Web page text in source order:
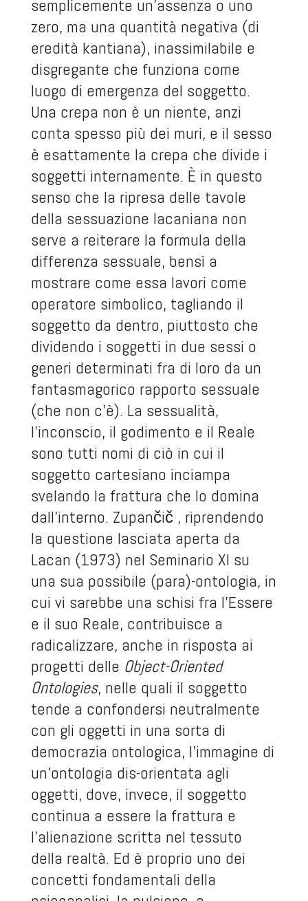
semplicemente un’assenza o uno
zero, ma una quantità negativa (di
eredità kantiana), inassimilabile e
disgregante che funziona come
luogo di emergenza del soggetto.
Una crepa non è un niente, anzi
conta spesso più dei muri, e il sesso
è esattamente la crepa che divide i
soggetti internamente. È in questo
senso che la ripresa delle tavole
della sessuazione lacaniana non
serve a reiterare la formula della
differenza sessuale, bensì a
mostrare come essa lavori come
operatore simbolico, tagliando il
soggetto da dentro, piuttosto che
dividendo i soggetti in due sessi o
generi determinati fra di loro da un
fantasmagorico rapporto sessuale
(che non c’è). La sessualità,
l’inconscio, il godimento e il Reale
sono tutti nomi di ciò in cui il
soggetto cartesiano inciampa
svelando la frattura che lo domina
dall’interno. Zupančič , riprendendo
la questione lasciata aperta da
Lacan (1973) nel Seminario XI su
una sua possibile (para)-ontologia, in
cui vi sarebbe una schisi fra l’Essere
e il suo Reale, contribuisce a
radicalizzare, anche in risposta ai
progetti delle Object-Oriented
Ontologies, nelle quali il soggetto
tende a confondersi neutralmente
con gli oggetti in una sorta di
democrazia ontologica, l’immagine di
un’ontologia dis-orientata agli
oggetti, dove, invece, il soggetto
continua a essere la frattura e
l’alienazione scritta nel tessuto
della realtà. Ed è proprio uno dei
concetti fondamentali della